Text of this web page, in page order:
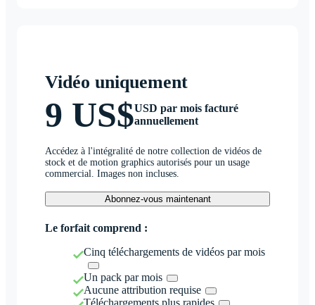
Vidéo uniquement
9 US$USD par mois facturé
annuellement
Accédez à l'intégralité de notre collection de vidéos de
stock et de motion graphics autorisés pour un usage
commercial. Images non incluses.
Abonnez-vous maintenant
Le forfait comprend :
Cinq téléchargements de vidéos par mois
Un pack par mois
Aucune attribution requise
Téléchargements plus rapides